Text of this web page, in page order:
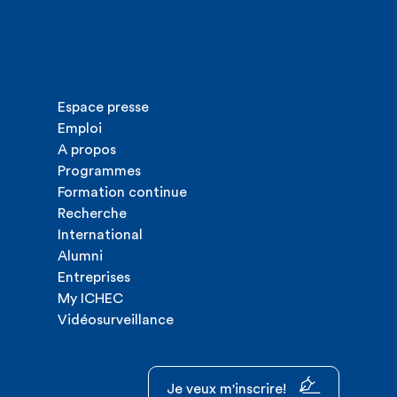
Espace presse
Emploi
A propos
Programmes
Formation continue
Recherche
International
Alumni
Entreprises
My ICHEC
Vidéosurveillance
Je veux m'inscrire!